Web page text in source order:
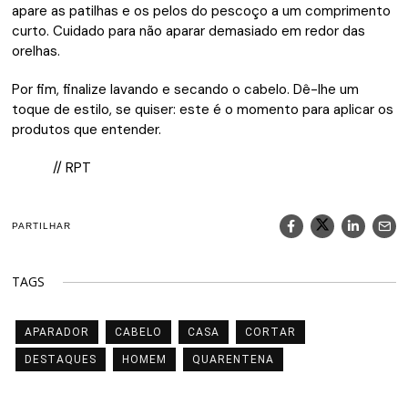
apare as patilhas e os pelos do pescoço a um comprimento
curto. Cuidado para não aparar demasiado em redor das
orelhas.
Por fim, finalize lavando e secando o cabelo. Dê-lhe um
toque de estilo, se quiser: este é o momento para aplicar os
produtos que entender.
// RPT
PARTILHAR
TAGS
APARADOR CABELO CASA CORTAR
DESTAQUES HOMEM QUARENTENA